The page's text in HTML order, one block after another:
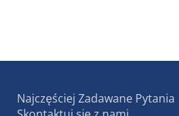
Najczęściej Zadawane Pytania